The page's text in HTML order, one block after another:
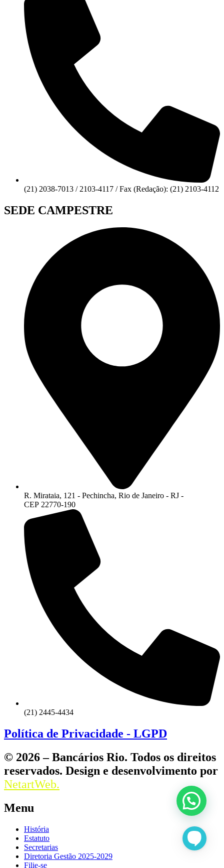
(21) 2038-7013 / 2103-4117 / Fax (Redação): (21) 2103-4112
SEDE CAMPESTRE
R. Mirataia, 121 - Pechincha, Rio de Janeiro - RJ -
CEP 22770-190
(21) 2445-4434
Política de Privacidade - LGPD
© 2026 – Bancários Rio. Todos os direitos
reservados. Design e desenvolvimento por
NetartWeb.
Menu
História
Estatuto
Secretarias
Diretoria Gestão 2025-2029
Filie-se